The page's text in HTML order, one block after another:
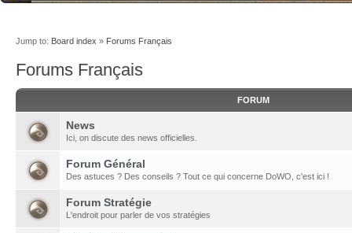
Jump to: Board index » Forums Français
Forums Français
FORUM
News
Ici, on discute des news officielles.
Forum Général
Des astuces ? Des conseils ? Tout ce qui concerne DoWO, c'est ici !
Forum Stratégie
L'endroit pour parler de vos stratégies